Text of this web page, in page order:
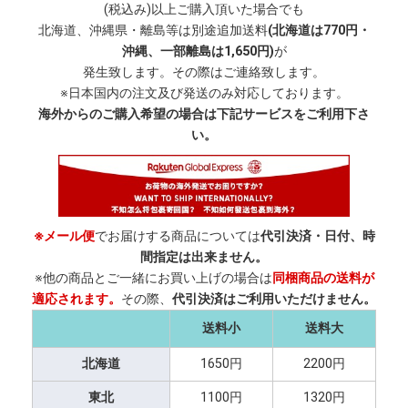
(税込み)以上ご購入頂いた場合でも
北海道、沖縄県・離島等は別途追加送料(北海道は770円・
沖縄、一部離島は1,650円)が
発生致します。その際はご連絡致します。
※日本国内の注文及び発送のみ対応しております。
海外からのご購入希望の場合は下記サービスをご利用下さ
い。
※メール便でお届けする商品については代引決済・日付、時
間指定は出来ません。
※他の商品とご一緒にお買い上げの場合は同梱商品の送料が
適応されます。 その際、 代引決済はご利用いただけません。
送料小
送料大
北海道 1650円 2200円
東北 1100円 1320円